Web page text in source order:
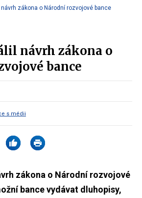
zákona o Národní rozvojové bance
návrh zákona o
bance
s médii
zákona o Národní rozvojové
bance vydávat dluhopisy,